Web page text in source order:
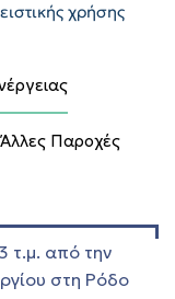
χρήσης
Άλλες Παροχές